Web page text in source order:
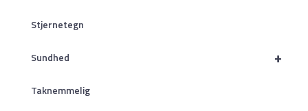
Stjernetegn
+
Sundhed
Taknemmelig